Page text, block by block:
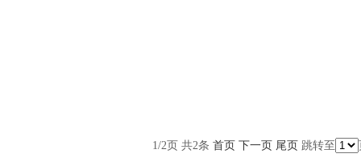
1/2页 共2条 首页 下一页 尾页 跳转至